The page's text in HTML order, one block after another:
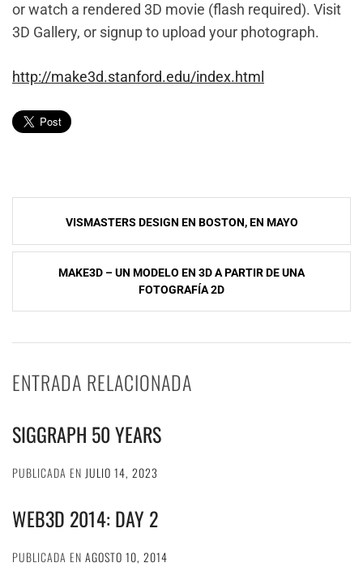
or watch a rendered 3D movie (flash required). Visit
3D Gallery, or signup to upload your photograph.
http://make3d.stanford.edu/index.html
Navegación
de
entradas
VISMASTERS DESIGN EN BOSTON, EN MAYO
MAKE3D – UN MODELO EN 3D A PARTIR DE UNA
FOTOGRAFÍA 2D
ENTRADA RELACIONADA
SIGGRAPH 50 YEARS
PUBLICADA EN JULIO 14, 2023
WEB3D 2014: DAY 2
PUBLICADA EN AGOSTO 10, 2014